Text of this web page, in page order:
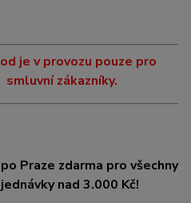
je v provozu pouze pro
smluvní zákazníky.
Praze zdarma pro všechny
nad 3.000 Kč!